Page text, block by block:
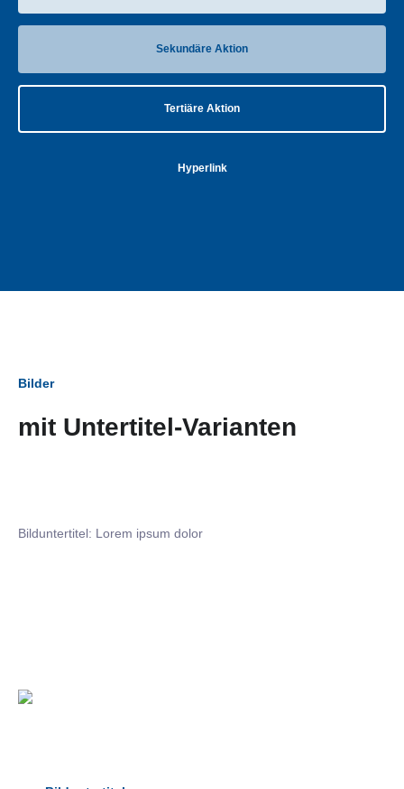
Sekundäre Aktion
Tertiäre Aktion
Hyperlink
Bilder
mit Untertitel-Varianten
Bilduntertitel: Lorem ipsum dolor